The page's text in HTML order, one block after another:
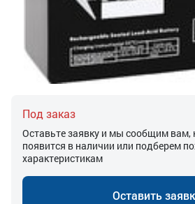
Под заказ
Оставьте заявку и мы сообщим вам,
появится в наличии или подберем
характеристикам
Оставить